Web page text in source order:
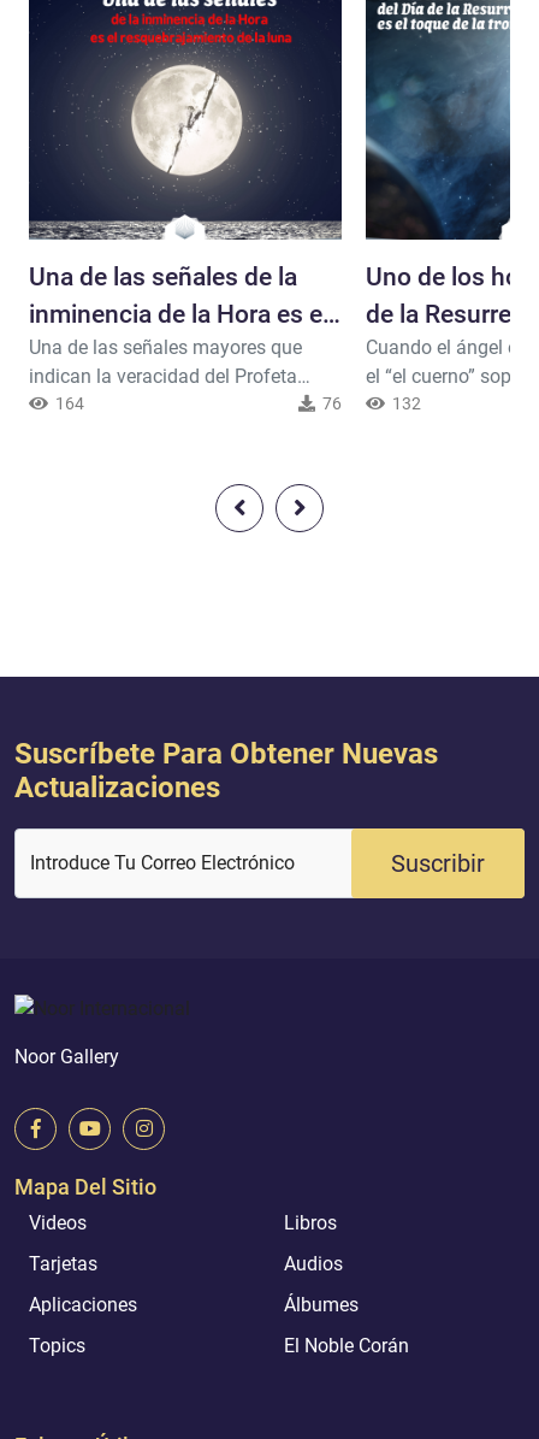
Una de las señales de la
inminencia de la Hora es el
resquebrajamiento de la
luna
Una de las señales mayores que
indican la veracidad del Profeta
Muhammad, la paz y las
de su prédica le pidieron que
produjera un milagro que sustentara
164 76
Uno de los
de la
toque de la
Cuando el ángel
el “el cuerno” sople
la destrucción del
132
Suscríbete Para Obtener Nuevas
Actualizaciones
Introduce Tu Correo Electrónico Suscribir
Noor Gallery
Mapa Del Sitio
Videos
Libros
Tarjetas
Audios
Aplicaciones
Álbumes
Topics
El Noble Corán